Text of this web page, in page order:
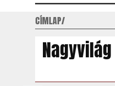
CÍMLAP
Nagyvilág